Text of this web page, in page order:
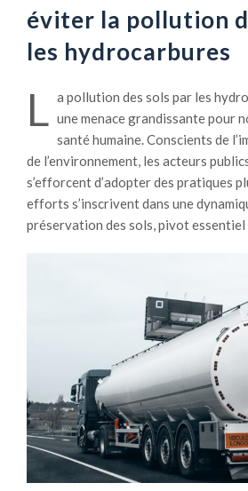
éviter la pollution
les hydrocarbures
L a pollution des sols par les
une menace grandissante pour
santé humaine. Conscients de
de l’environnement, les acteurs
s’efforcent d’adopter des pratiques
efforts s’inscrivent dans une
préservation des sols, pivot